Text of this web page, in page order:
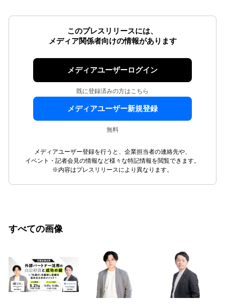
このプレスリリースには、
メディア関係者向けの情報があります
メディアユーザーログイン
既に登録済みの方はこちら
メディアユーザー新規登録
無料
メディアユーザー登録を行うと、企業担当者の連絡先や、
イベント・記者会見の情報など様々な特記情報を閲覧できます。
※内容はプレスリリースにより異なります。
すべての画像